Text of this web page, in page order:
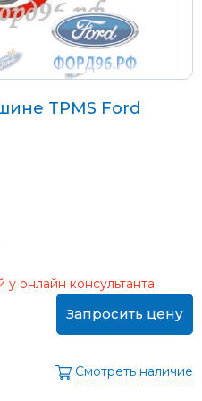
TPMS Ford
Запросить цену
Смотреть наличие
онлайн консультанта